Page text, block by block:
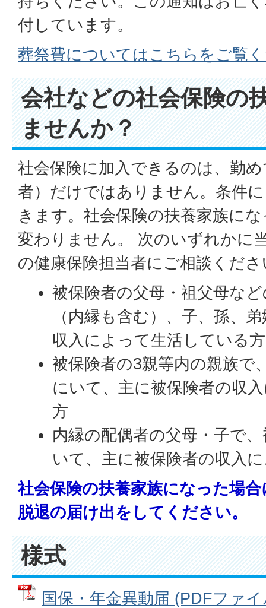
付しています。
葬祭費についてはこちらをご覧
会社などの社会保険の
ませんか？
社会保険に加入できるのは、勤
者）だけではありません。条件
きます。社会保険の扶養家族に
変わりません。 次のいずれかに
の健康保険担当者にご相談くださ
被保険者の父母・祖父母な
（内縁も含む）、子、孫、
収入によって生活している方
被保険者の3親等内の親族で
にいて、主に被保険者の収
方
内縁の配偶者の父母・子で
いて、主に被保険者の収入
社会保険の扶養家族になった場
脱退の届け出をしてください。
様式
国保・年金異動届 (PDFファ